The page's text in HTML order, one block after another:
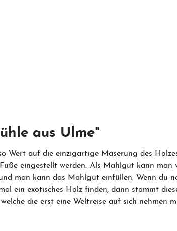
aus Ulme"
Wert auf die einzigartige Maserung des
eingestellt werden. Als Mahlgut kann
man kann das Mahlgut einfüllen. Wenn du
ein exotisches Holz finden, dann stammt
die erst eine Weltreise auf sich nehmen